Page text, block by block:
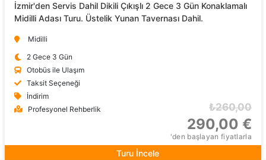
İzmir'den Servis Dahil Dikili Çıkışlı 2 Gece 3 Gün Konaklamalı
Midilli Adası Turu. Üstelik Yunan Tavernası Dahil.
Midilli
2 Gece 3 Gün
Otobüs ile Ulaşım
Taksit Seçeneği
İndirim
Profesyonel Rehberlik
₺260,00
290,00 €
'den başlayan fiyatlarla
Turu İncele